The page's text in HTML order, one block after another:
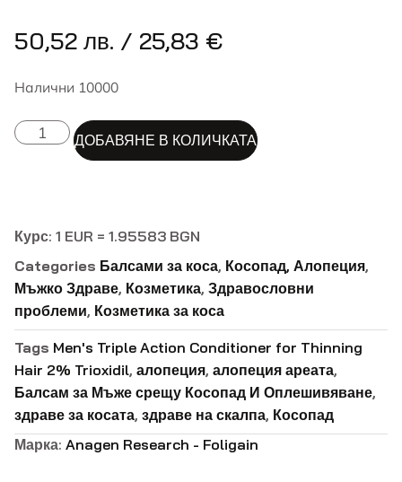
50,52 лв. / 25,83 €
Налични 10000
ДОБАВЯНЕ В КОЛИЧКАТАALTERNATIVE:
Курс: 1 EUR = 1.95583 BGN
Categories Балсами за коса, Косопад, Алопеция,
Мъжко Здраве, Козметика, Здравословни
проблеми, Козметика за коса
Tags Men's Triple Action Conditioner for Thinning
Hair 2% Trioxidil, алопеция, алопеция ареата,
Балсам за Мъже срещу Косопад И Оплешивяване,
здраве за косата, здраве на скалпа, Косопад
Марка: Anagen Research - Foligain